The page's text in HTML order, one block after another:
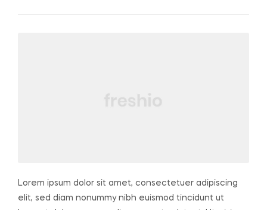
Lorem ipsum dolor sit amet, consectetuer adipiscing
elit, sed diam nonummy nibh euismod tincidunt ut